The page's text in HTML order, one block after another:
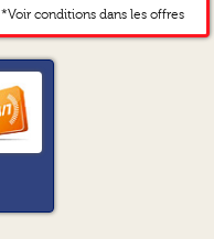
*Voir conditions dans les offres